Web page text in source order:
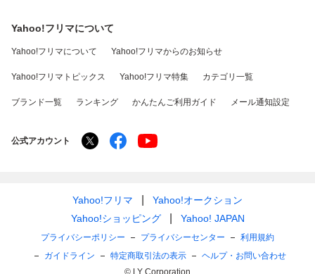
Yahoo!フリマについて
Yahoo!フリマについて Yahoo!フリマからのお知らせ
Yahoo!フリマトピックス Yahoo!フリマ特集 カテゴリ一覧
ブランド一覧 ランキング かんたんご利用ガイド メール通知設定
公式アカウント
Yahoo!フリマ
Yahoo!オークション
Yahoo!ショッピング
Yahoo! JAPAN
プライバシーポリシー プライバシーセンター
利用規約
ガイドライン
特定商取引法の表示
ヘルプ・お問い合わせ